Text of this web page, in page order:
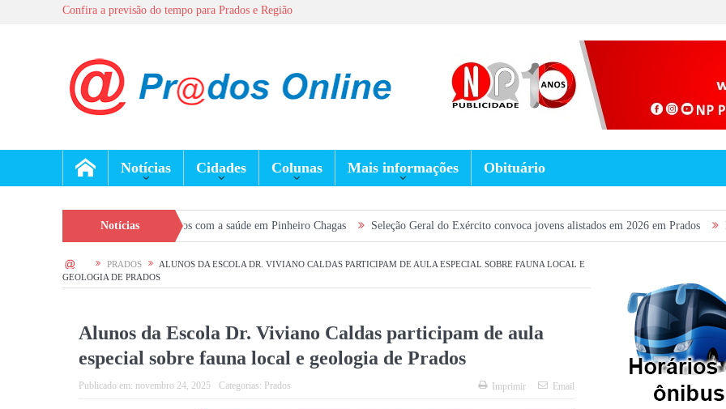
Confira a previsão do tempo para Prados e Região
Notícias Cidades Colunas Mais informações Obituário
Notícias
prevenção e cuidados com a saúde em Pinheiro Chagas Seleção Geral do Exército convoca jovens alistados em 2026 em Prados Dia dos Pais terá
HOME PRADOS
ALUNOS DA ESCOLA DR. VIVIANO CALDAS PARTICIPAM DE AULA ESPECIAL SOBRE FAUNA LOCAL E
GEOLOGIA DE PRADOS
Alunos da Escola Dr. Viviano Caldas participam de aula
especial sobre fauna local e geologia de Prados
Publicado em: novembro 24, 2025 Categorias: Prados Imprimir Email